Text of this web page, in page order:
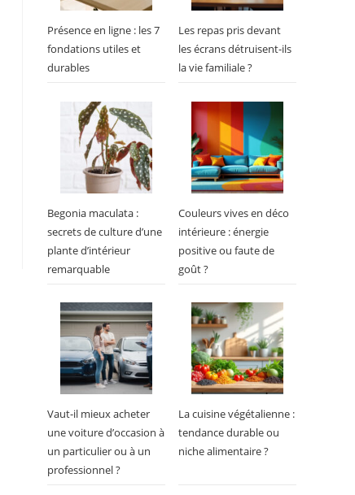
Présence en ligne : les 7
fondations utiles et
durables
Les repas pris devant
les écrans détruisent-ils
la vie familiale ?
Begonia maculata :
secrets de culture d’une
plante d’intérieur
remarquable
Couleurs vives en déco
intérieure : énergie
positive ou faute de
goût ?
Vaut-il mieux acheter
une voiture d’occasion à
un particulier ou à un
professionnel ?
La cuisine végétalienne :
tendance durable ou
niche alimentaire ?